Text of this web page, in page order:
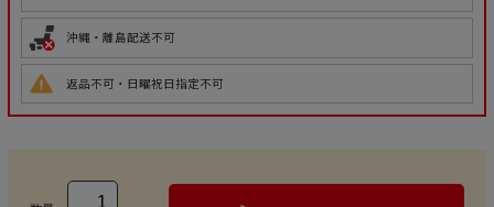
沖縄・離島配送不可
返品不可・日曜祝日指定不可